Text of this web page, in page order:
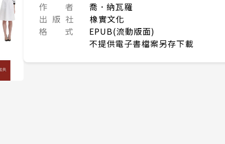
作 者
喬．納瓦羅
出 版 社
橡實文化
格 式
EPUB(流動版面)
不提供電子書檔案另存下載